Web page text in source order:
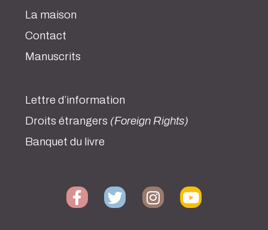
La maison
Contact
Manuscrits
Lettre d’information
Droits étrangers (Foreign Rights)
Banquet du livre